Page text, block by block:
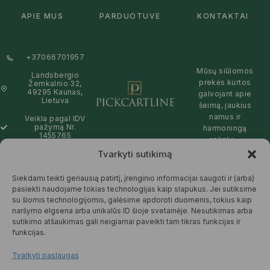
Tvarkyti sutikimą
Siekdami teikti geriausią patirtį, įrenginio informacijai saugoti ir (arba)
pasiekti naudojame tokias technologijas kaip slapukus. Jei sutiksime
su šiomis technologijomis, galėsime apdoroti duomenis, tokius kaip
naršymo elgsena arba unikalūs ID šioje svetainėje. Nesutikimas arba
sutikimo atšaukimas gali neigiamai paveikti tam tikras funkcijas ir
funkcijas.
Tvarkyti paslaugas
APIE MUS PARDUOTUVĖ KONTAKTAI
+37066701957
Landsbergio
Žemkalnio 32,
49295 Kaunas,
Lietuva
Veikla pagal IDV
pažymą Nr.
1455765
09:00 - 19:00
Mūsų siūlomos
prekės kurtos
galvojant apie
šeimą, jaukius
namus ir
harmoningą
aplinką –
draugiškos tiek
Jums, tiek
gamtai.
DAUGIAU